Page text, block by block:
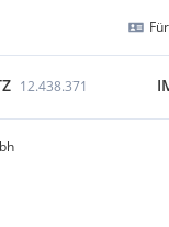
12.438.371